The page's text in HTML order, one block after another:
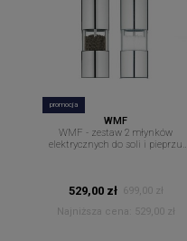
promocja
WMF
WMF - zestaw 2 młynków
elektrycznych do soli i pieprzu
529,00 zł 699,00 zł
Najniższa cena:
529,00 zł